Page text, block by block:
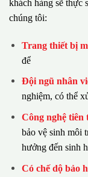
khách hàng sẽ thực
chúng tôi:
Trang thiết bị
để
Đội ngũ nhân
nghiệm, có thể
Công nghệ tiên
bảo vệ sinh môi
hưởng đến sinh
Có chế dộ bảo